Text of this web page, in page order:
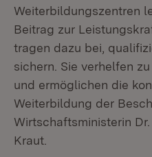
Weiterbildungszentren
Beitrag zur
tragen dazu bei,
sichern. Sie verhelfen
und ermöglichen die
Weiterbildung der
Wirtschaftsministerin
Kraut.